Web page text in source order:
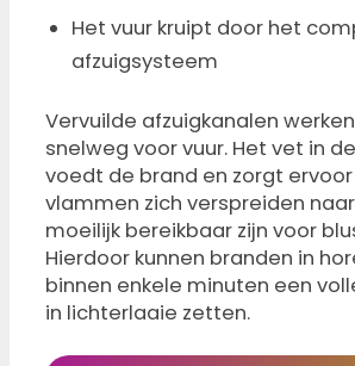
Het vuur kruipt door het
afzuigsysteem
Vervuilde afzuigkanalen
snelweg voor vuur. Het vet in
voedt de brand en zorgt
vlammen zich verspreiden
moeilijk bereikbaar zijn voor
Hierdoor kunnen branden in
binnen enkele minuten een
in lichterlaaie zetten.